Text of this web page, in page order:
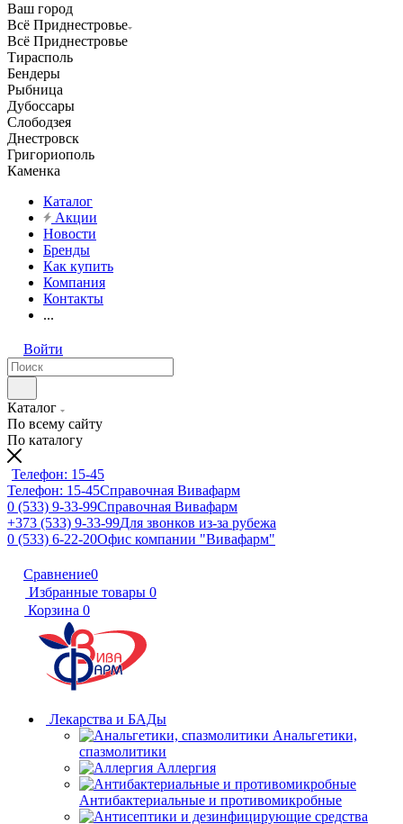
Ваш город
Всё Приднестровье
Всё Приднестровье
Тирасполь
Бендеры
Рыбница
Дубоссары
Слободзея
Днестровск
Григориополь
Каменка
Каталог
Акции
Новости
Бренды
Как купить
Компания
Контакты
...
Войти
Каталог
По всему сайту
По каталогу
Телефон: 15-45
Телефон: 15-45Справочная Вивафарм
0 (533) 9-33-99Справочная Вивафарм
+373 (533) 9-33-99Для звонков из-за рубежа
0 (533) 6-22-20Офис компании "Вивафарм"
Сравнение0
Избранные товары 0
Корзина 0
Лекарства и БАДы
Анальгетики,
спазмолитики
Аллергия
Антибактериальные и противомикробные